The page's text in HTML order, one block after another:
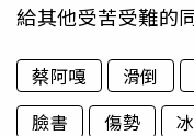
給其他受苦受難的
蔡阿嘎 滑倒
臉書
傷勢